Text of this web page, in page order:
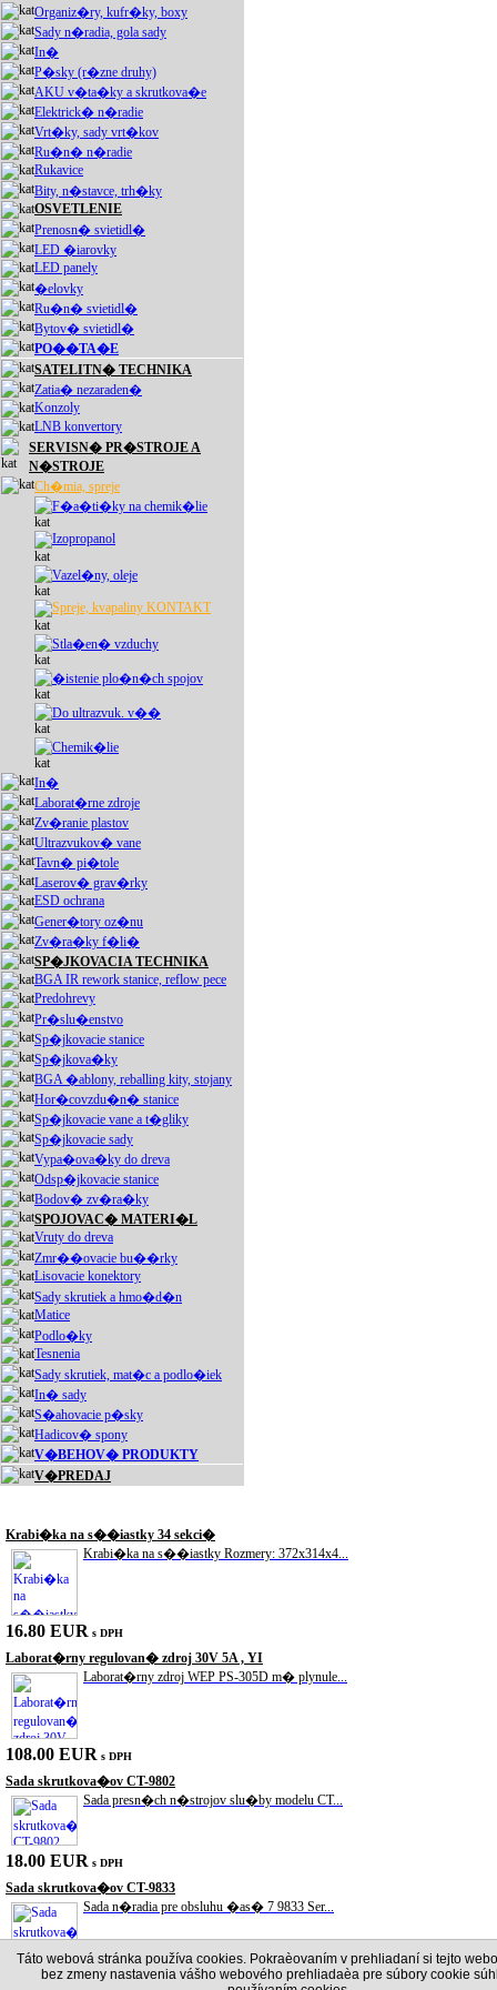
Organiz�ry, kufr�ky, boxy
Sady n�radia, gola sady
In�
P�sky (r�zne druhy)
AKU v�ta�ky a skrutkova�e
Elektrick� n�radie
Vrt�ky, sady vrt�kov
Ru�n� n�radie
Rukavice
Bity, n�stavce, trh�ky
OSVETLENIE
Prenosn� svietidl�
LED �iarovky
LED panely
�elovky
Ru�n� svietidl�
Bytov� svietidl�
PO��TA�E
SATELITN� TECHNIKA
Zatia� nezaraden�
Konzoly
LNB konvertory
SERVISN� PR�STROJE A
N�STROJE
Ch�mia, spreje
F�a�ti�ky na chemik�lie
Izopropanol
Vazel�ny, oleje
Spreje, kvapaliny KONTAKT
Stla�en� vzduchy
�istenie plo�n�ch spojov
Do ultrazvuk. v��
Chemik�lie
In�
Laborat�rne zdroje
Zv�ranie plastov
Ultrazvukov� vane
Tavn� pi�tole
Laserov� grav�rky
ESD ochrana
Gener�tory oz�nu
Zv�ra�ky f�li�
SP�JKOVACIA TECHNIKA
BGA IR rework stanice, reflow pece
Predohrevy
Pr�slu�enstvo
Sp�jkovacie stanice
Sp�jkova�ky
BGA �ablony, reballing kity, stojany
Hor�covzdu�n� stanice
Sp�jkovacie vane a t�gliky
Sp�jkovacie sady
Vypa�ova�ky do dreva
Odsp�jkovacie stanice
Bodov� zv�ra�ky
SPOJOVAC� MATERI�L
Vruty do dreva
Zmr��ovacie bu��rky
Lisovacie konektory
Sady skrutiek a hmo�d�n
Matice
Podlo�ky
Tesnenia
Sady skrutiek, mat�c a podlo�iek
In� sady
S�ahovacie p�sky
Hadicov� spony
V�BEHOV� PRODUKTY
V�PREDAJ
Krabi�ka na s��iastky 34 sekci�
Krabi�ka na s��iastky Rozmery: 372x314x4...
16.80 EUR s DPH
Laborat�rny regulovan� zdroj 30V 5A , YI
Laborat�rny zdroj WEP PS-305D m� plynule...
108.00 EUR s DPH
Sada skrutkova�ov CT-9802
Sada presn�ch n�strojov slu�by modelu CT...
18.00 EUR s DPH
Sada skrutkova�ov CT-9833
Sada n�radia pre obsluhu �as� 7 9833 Ser...
18.00 EURs DPH
Táto webová stránka používa cookies. Pokraèovaním v prehliadaní si tejto
bez zmeny nastavenia vášho webového prehliadaèa pre súbory cookie